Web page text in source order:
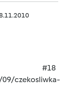
#18
czekosliwka-